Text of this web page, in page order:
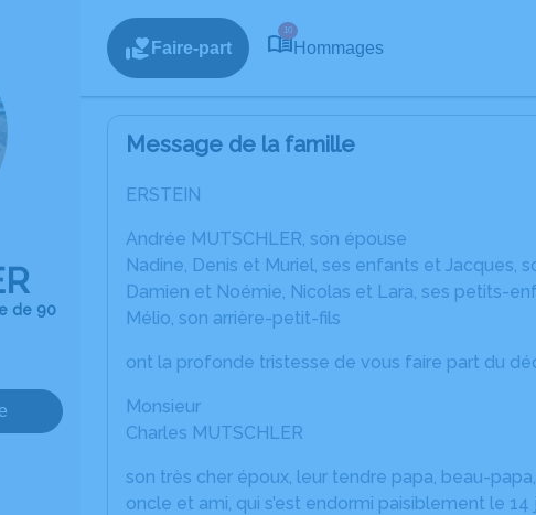
de 90
Faire-part
10
Hommages
Message de la famille
ERSTEIN
Andrée MUTSCHLER, son épouse
Nadine, Denis et Muriel, ses enfants et Jacques,
Damien et Noémie, Nicolas et Lara, ses petits-
Mélio, son arrière-petit-fils
ont la profonde tristesse de vous faire part du
Monsieur
Charles MUTSCHLER
son très cher époux, leur tendre papa, beau-
oncle et ami, qui s’est endormi paisiblement le 14